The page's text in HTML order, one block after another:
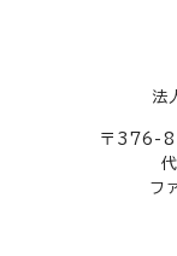
法
〒376-
フ